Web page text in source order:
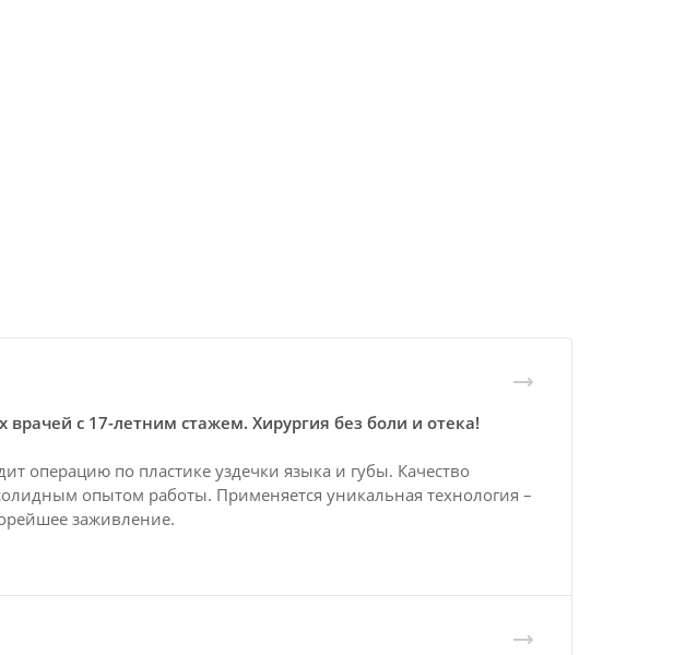
с 17-летним стажем. Хирургия без боли и отека!
операцию по пластике уздечки языка и губы. Качество
опытом работы. Применяется уникальная технология –
заживление.